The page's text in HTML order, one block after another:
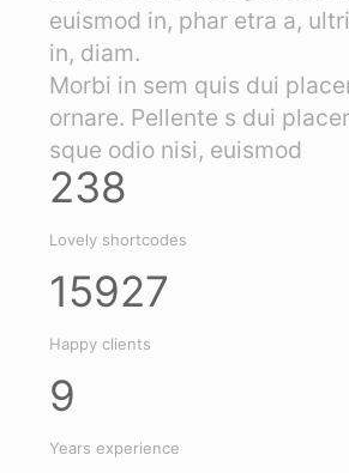
euismod in, phar etra a,
in, diam.
Morbi in sem quis dui
ornare. Pellente s dui
sque odio nisi, euismod
238
Lovely shortcodes
15927
Happy clients
9
Years experience